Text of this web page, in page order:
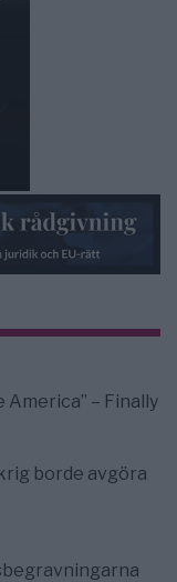
America” – Finally
borde avgöra